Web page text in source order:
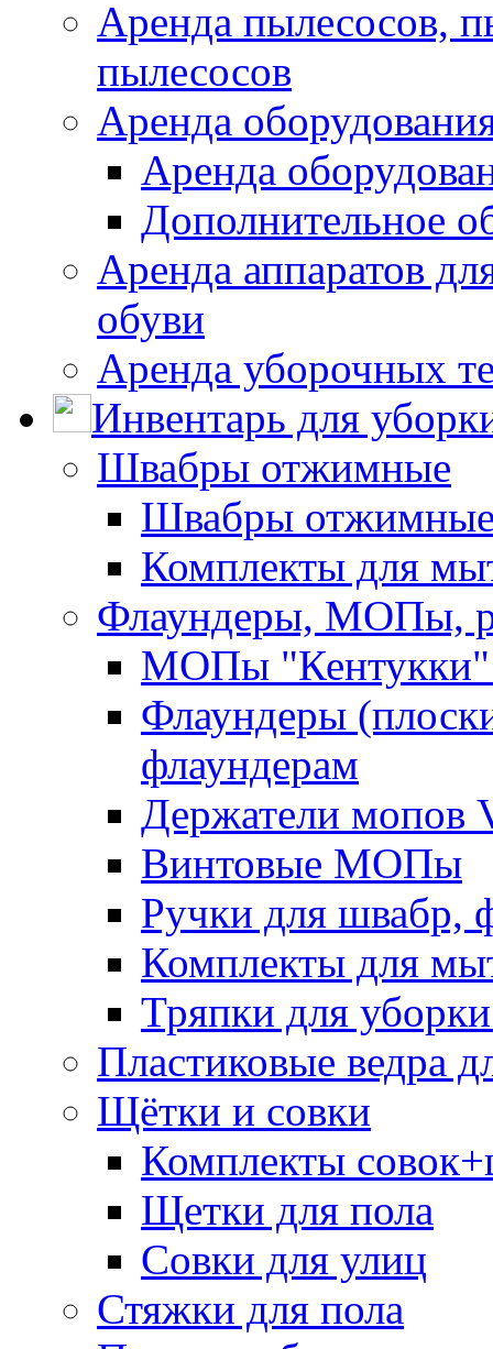
Аренда пылесосов,
пылесосов
Аренда
Аренда
Дополнительное
Аренда аппаратов
обуви
Аренда уборочных
Инвентарь для
Швабры отжимные
Швабры
Комплекты для
Флаундеры, МОПы,
МОПы "Кентукки"
Флаундеры
флаундерам
Держатели мопов
Винтовые МОПы
Ручки для швабр,
Комплекты для
Тряпки для
Пластиковые ведра
Щётки и совки
Комплекты
Щетки для пола
Совки для улиц
Стяжки для пола